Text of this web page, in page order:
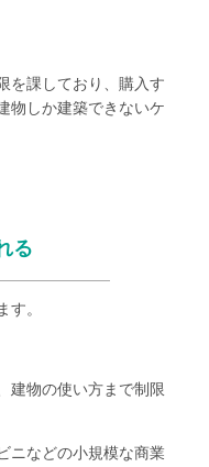
を課しており、購入す
物しか建築できないケ
る
す。
建物の使い方まで制限
ニなどの小規模な商業